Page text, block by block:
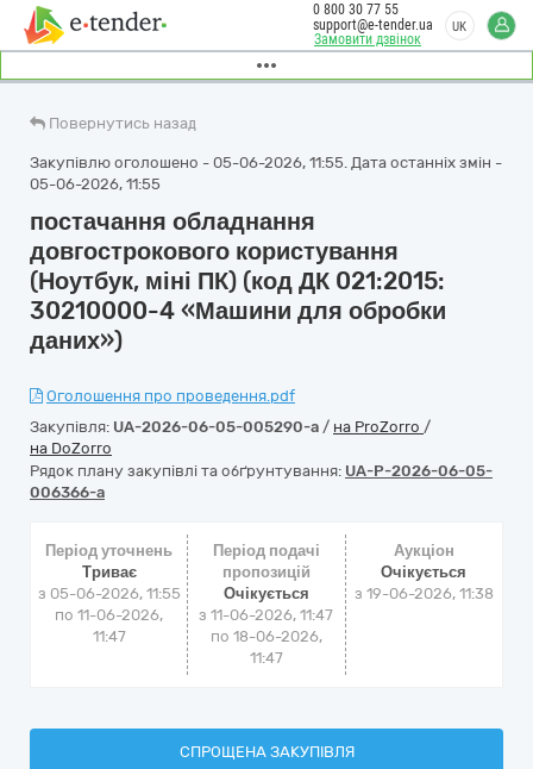
Замовити дзвінок
0 800 30 77 55
support@e-tender.ua
UK
Повернутись назад
Закупівлю оголошено - 05-06-2026, 11:55. Дата останніх змін -
05-06-2026, 11:55
постачання обладнання
довгострокового користування
(Ноутбук, міні ПК) (код ДК 021:2015:
30210000-4 «Машини для обробки
даних»)
Оголошення про проведення.pdf
Закупівля: UA-2026-06-05-005290-a / на ProZorro /
на DoZorro
Рядок плану закупівлі та обґрунтування: UA-P-2026-06-05-
006366-a
Період уточнень
Триває
з 05-06-2026, 11:55
по 11-06-2026,
11:47
Період подачі
пропозицій
Очікується
з 11-06-2026, 11:47
по 18-06-2026,
11:47
Аукціон
Очікується
з 19-06-2026, 11:38
СПРОЩЕНА ЗАКУПІВЛЯ